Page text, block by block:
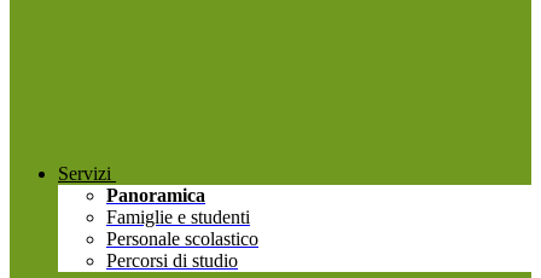
Servizi
Panoramica
Famiglie e studenti
Personale scolastico
Percorsi di studio